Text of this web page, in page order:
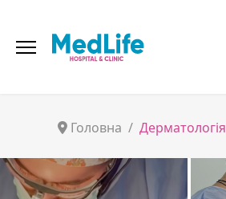
Головна Дерматологія